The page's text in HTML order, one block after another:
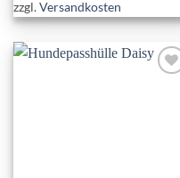
zzgl.Versandkosten